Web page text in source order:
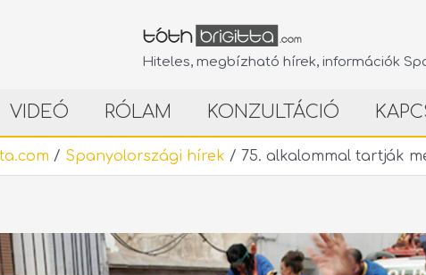
Hiteles, megbízható hírek, információk
VIDEÓ RÓLAM KONZULTÁCIÓ
/ Spanyolországi hírek / 75. alkalommal tartják